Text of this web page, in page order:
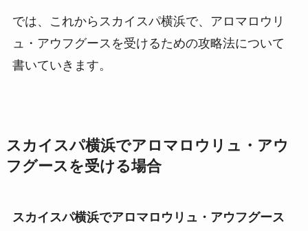
では、これからスカイスパ横浜で、アロマロウリ
ュ・アウフグースを受けるための攻略法について
書いていきます。
スカイスパ横浜でアロマロウリュ・アウ
フグースを受ける場合
スカイスパ横浜でアロマロウリュ・アウフグース